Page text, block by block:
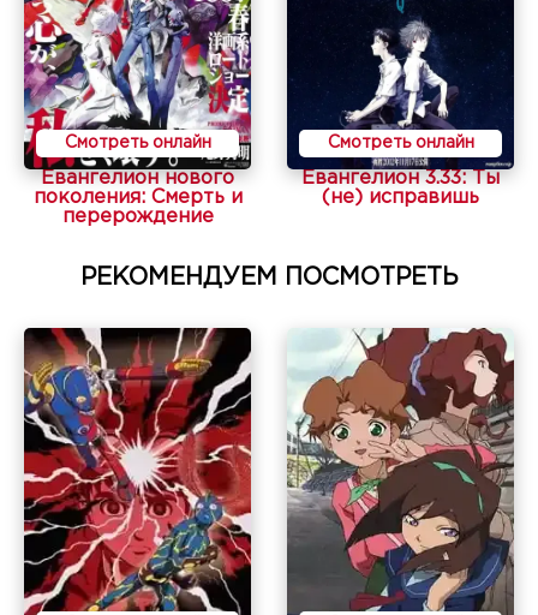
Смотреть онлайн
Евангелион нового
поколения: Смерть и
перерождение
Смотреть онлайн
Евангелион 3.33: Ты
(не) исправишь
РЕКОМЕНДУЕМ ПОСМОТРЕТЬ